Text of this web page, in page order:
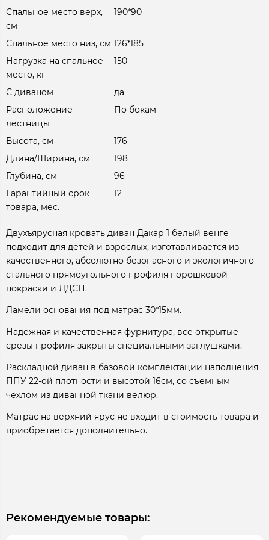
Спальное место верх,
см
190*90
Спальное место низ, см 126*185
Нагрузка на спальное
место, кг
150
С диваном
да
Расположение
лестницы
По бокам
Высота, см
176
Длина/Ширина, см
198
Глубина, см
96
Гарантийный срок
товара, мес.
12
Двухъярусная кровать диван Дакар 1 белый венге
подходит для детей и взрослых, изготавливается из
качественного, абсолютно безопасного и экологичного
стального прямоугольного профиля порошковой
покраски и ЛДСП.
Ламели основания под матрас 30*15мм.
Надежная и качественная фурнитура, все открытые
срезы профиля закрыты специальными заглушками.
Раскладной диван в базовой комплектации наполнения
ППУ 22-ой плотности и высотой 16см, со съемным
чехлом из диванной ткани велюр.
Матрас на верхний ярус не входит в стоимость товара и
приобретается дополнительно.
Рекомендуемые товары: